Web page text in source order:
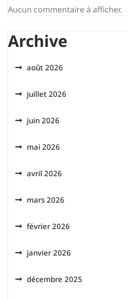
Aucun commentaire à afficher.
Archive
août 2026
juillet 2026
juin 2026
mai 2026
avril 2026
mars 2026
février 2026
janvier 2026
décembre 2025